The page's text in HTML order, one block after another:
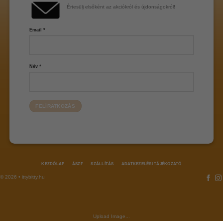
Értesülj elsőként az akciókról és újdonságokról!
Email *
Név *
© 2026 • ittybitty.hu
KEZDŐLAP ÁSZF SZÁLLÍTÁS ADATKEZELÉSI TÁJÉKOZATÓ
Upload Image...